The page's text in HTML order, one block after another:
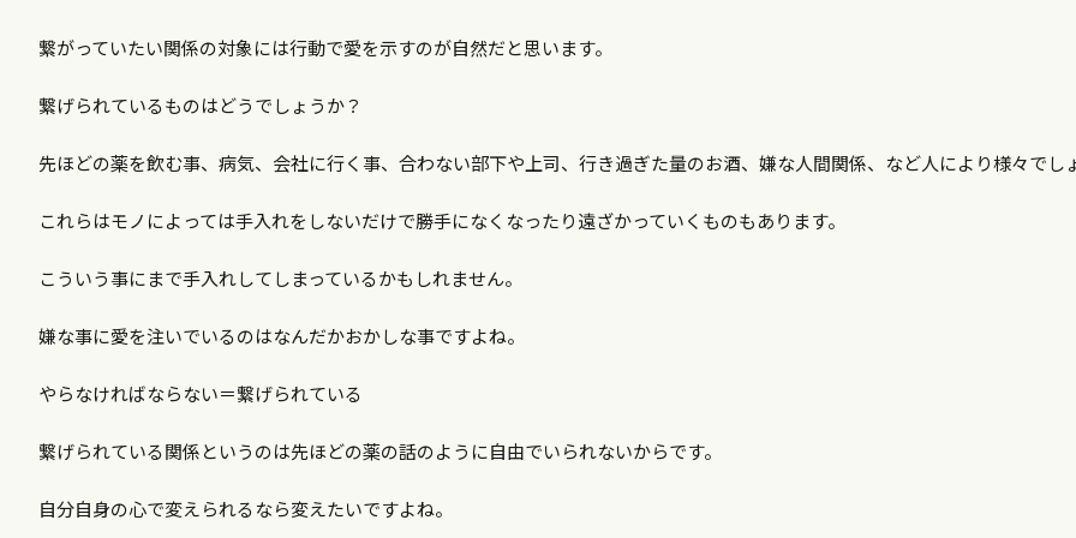
繋がっていたい関係の対象には行動で愛を示すのが自然だと思います。
繋げられているものはどうでしょうか？
先ほどの薬を飲む事、病気、会社に行く事、合わない部下や上司、行き過ぎた量のお酒、嫌な人間関係、など人により様々でし
これらはモノによっては手入れをしないだけで勝手になくなったり遠ざかっていくものもあります。
こういう事にまで手入れしてしまっているかもしれません。
嫌な事に愛を注いでいるのはなんだかおかしな事ですよね。
やらなければならない＝繋げられている
繋げられている関係というのは先ほどの薬の話のように自由でいられないからです。
自分自身の心で変えられるなら変えたいですよね。